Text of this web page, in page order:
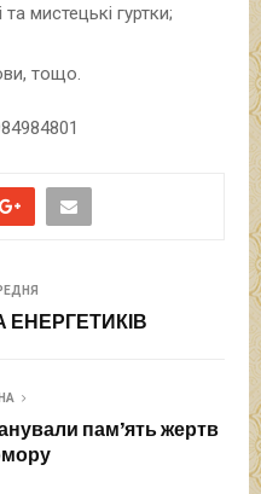
мистецькі гуртки;
тощо.
пам’ять жертв